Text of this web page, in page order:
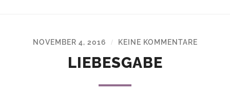
NOVEMBER 4, 2016 / KEINE KOMMENTARE
LIEBESGABE